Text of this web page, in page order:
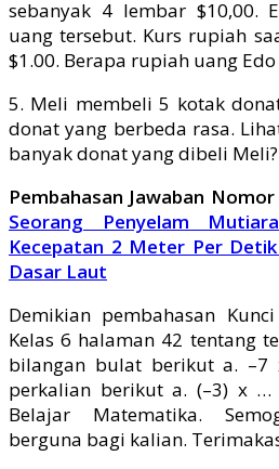
sebanyak 4 lembar $10,00.
uang tersebut. Kurs rupiah
$1.00. Berapa rupiah uang Edo
5. Meli membeli 5 kotak
donat yang berbeda rasa.
banyak donat yang dibeli Meli?
Pembahasan Jawaban
Seorang Penyelam
Kecepatan 2 Meter Per
Dasar Laut
Demikian pembahasan
Kelas 6 halaman 42 tentang
bilangan bulat berikut a. –7
perkalian berikut a. (–3) x
Belajar Matematika.
berguna bagi kalian.